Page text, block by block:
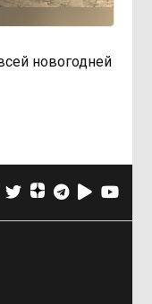
новогодней